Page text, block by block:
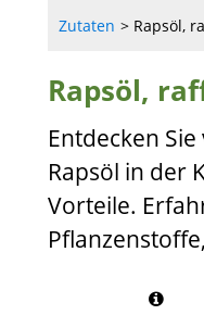
Zutaten Rapsöl,
Rapsöl,
Entdecken
Rapsöl in der
Vorteile.